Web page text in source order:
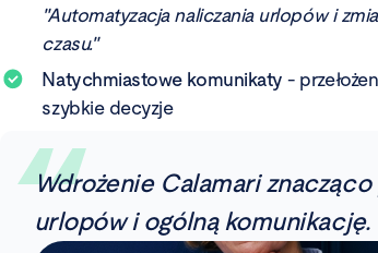
"Automatyzacja naliczania urlopów i
czasu."
Natychmiastowe komunikaty -
szybkie decyzje
Wdrożenie Calamari
urlopów i ogólną komunikację.